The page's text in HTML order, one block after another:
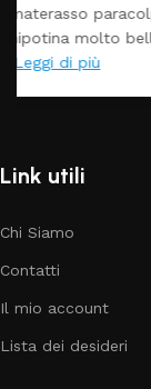
Link utili
Chi Siamo
Contatti
Il mio account
Lista dei desideri